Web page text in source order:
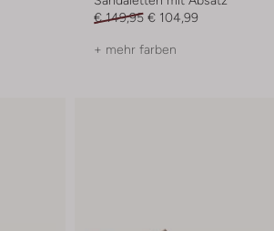
€ 149,95 € 104,99
+ mehr farben